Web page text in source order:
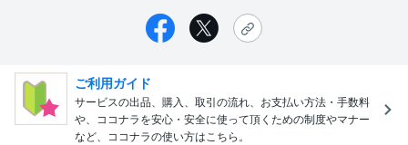
ご利用ガイド
サービスの出品、購入、取引の流れ、お支払い方法・手数料
や、ココナラを安心・安全に使って頂くための制度やマナー
など、ココナラの使い方はこちら。